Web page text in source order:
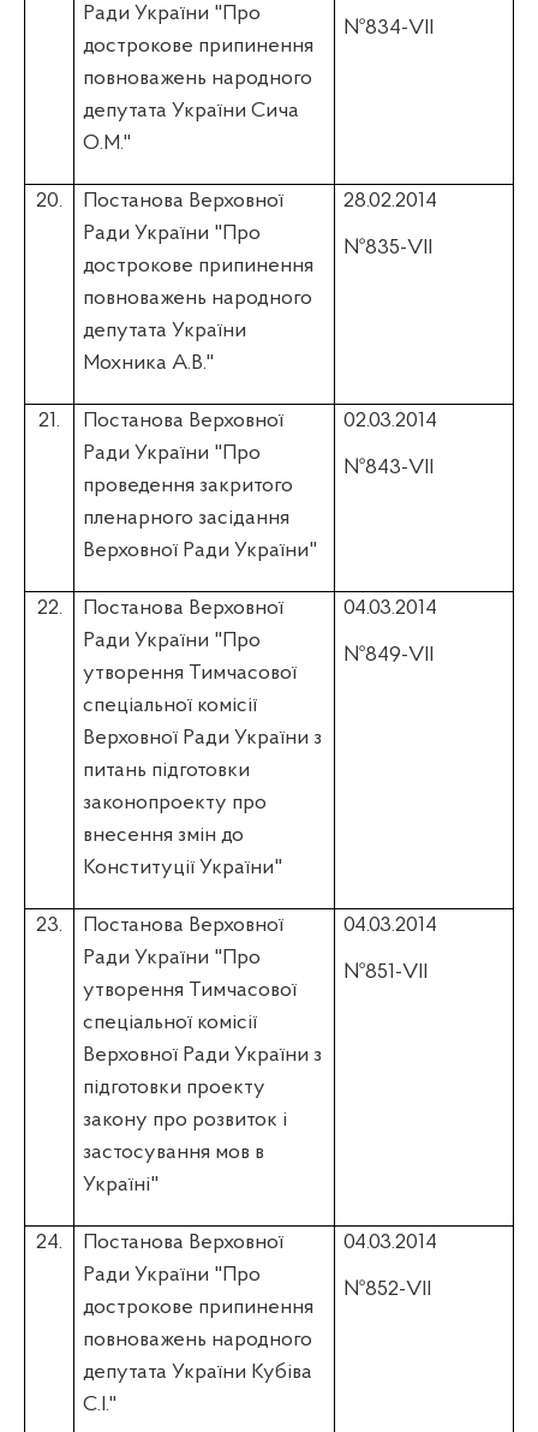
Ради України "Про
дострокове припинення
повноважень народного
депутата України Сича
О.М."
№834-VII
20.
Постанова Верховної
Ради України "Про
дострокове припинення
повноважень народного
депутата України
Мохника А.В."
28.02.2014
№835-VII
21.
Постанова Верховної
Ради України "Про
проведення закритого
пленарного засідання
Верховної Ради України"
02.03.2014
№843-VII
22.
Постанова Верховної
Ради України "Про
утворення Тимчасової
спеціальної комісії
Верховної Ради України з
питань підготовки
законопроекту про
внесення змін до
Конституції України"
04.03.2014
№849-VII
23.
Постанова Верховної
Ради України "Про
утворення Тимчасової
спеціальної комісії
Верховної Ради України з
підготовки проекту
закону про розвиток і
застосування мов в
Україні"
04.03.2014
№851-VII
24.
Постанова Верховної
Ради України "Про
дострокове припинення
повноважень народного
депутата України Кубіва
С.І."
04.03.2014
№852-VII